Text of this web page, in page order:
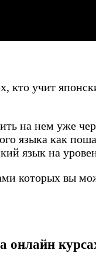
кто учит
на нем уже
языка как
язык на
которых вы
онлайн